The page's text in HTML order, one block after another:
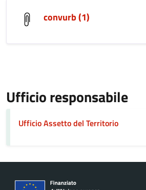
convurb (1)
Ufficio responsabile
Ufficio Assetto del Territorio